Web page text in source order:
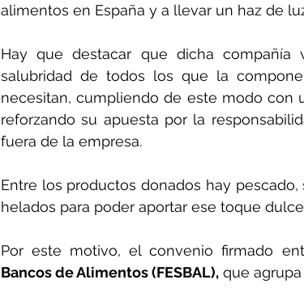
alimentos en España y a llevar un haz de
Hay que destacar que dicha
salubridad de todos los que la
necesitan, cumpliendo de este modo con
reforzando su apuesta por la
fuera de la empresa.
Entre los productos donados hay
helados para poder aportar ese toque
Por este motivo, el convenio firmado
Bancos de Alimentos (FESBAL), que